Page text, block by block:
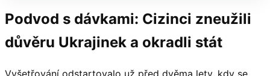
Podvod s dávkami: Cizinci zneužili
důvěru Ukrajinek a okradli stát
Vyšetřování odstartovalo už před dvěma lety, kdy se